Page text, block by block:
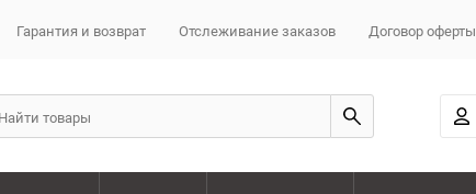
Гарантия и возврат Отслеживание заказов Договор оферты